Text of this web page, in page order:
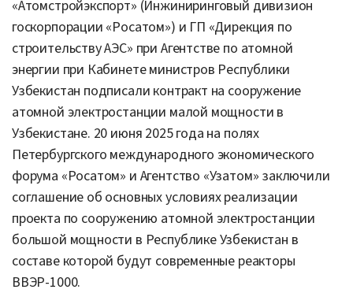
«Атомстройэкспорт» (Инжиниринговый дивизион
госкорпорации «Росатом») и ГП «Дирекция по
строительству АЭС» при Агентстве по атомной
энергии при Кабинете министров Республики
Узбекистан подписали контракт на сооружение
атомной электростанции малой мощности в
Узбекистане. 20 июня 2025 года на полях
Петербургского международного экономического
форума «Росатом» и Агентство «Узатом» заключили
соглашение об основных условиях реализации
проекта по сооружению атомной электростанции
большой мощности в Республике Узбекистан в
составе которой будут современные реакторы
ВВЭР-1000.